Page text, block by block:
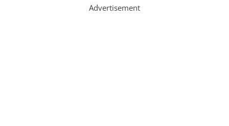
Advertisement